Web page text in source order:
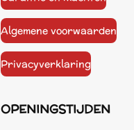
Algemene voorwaarden
Privacyverklaring
OPENINGSTIJDEN